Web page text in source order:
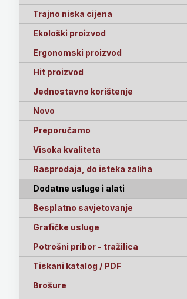
Trajno niska cijena
Ekološki proizvod
Ergonomski proizvod
Hit proizvod
Jednostavno korištenje
Novo
Preporučamo
Visoka kvaliteta
Rasprodaja, do isteka zaliha
Dodatne usluge i alati
Besplatno savjetovanje
Grafičke usluge
Potrošni pribor - tražilica
Tiskani katalog / PDF
Brošure